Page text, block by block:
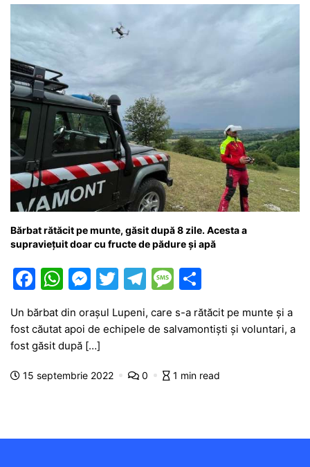
o
k
p g
er
e ă
Bărbat rătăcit pe munte, găsit după 8 zile. Acesta a
supravieţuit doar cu fructe de pădure şi apă
F
c
e
b
o
k
W
at
s
A
p
M
s
s
e
er
T
itt
T
e
a
m
M
s
a
ta
je
a
z
Un bărbat din oraşul Lupeni, care s-a rătăcit pe munte şi a
fost căutat apoi de echipele de salvamontişti şi voluntari, a
fost găsit după […]
15 septembrie 2022 0 1 min read